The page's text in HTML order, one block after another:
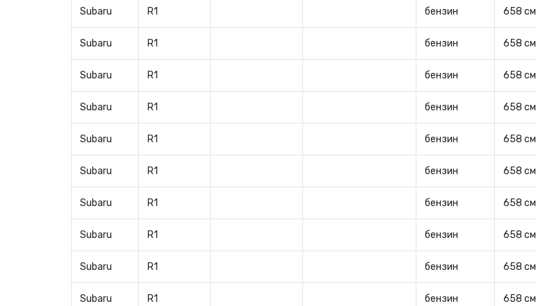
Subaru R1 бензин 658 см
Subaru R1 бензин 658 см
Subaru R1 бензин 658 см
Subaru R1 бензин 658 см
Subaru R1 бензин 658 см
Subaru R1 бензин 658 см
Subaru R1 бензин 658 см
Subaru R1 бензин 658 см
Subaru R1 бензин 658 см
Subaru R1 бензин 658 см